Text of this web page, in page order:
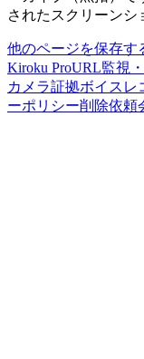
されたスクリーンシ
他のページを保存す
Kiroku ProURL監視
カメラ証拠ボイスレ
ーポリシー削除依頼